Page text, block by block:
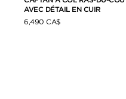
AVEC DÉTAIL EN CUIR
6,490 CA$